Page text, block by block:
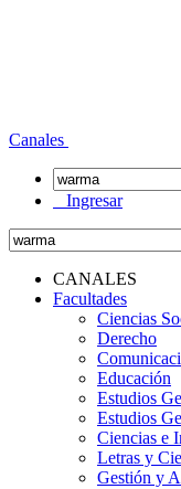
Canales
Ingresar
CANALES
Facultades
Ciencias
Derecho
Educación
Estudios
Estudios
Ciencias e
Letras y
Gestión y